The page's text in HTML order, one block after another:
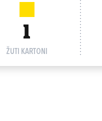
1
ŽUTI KARTONI